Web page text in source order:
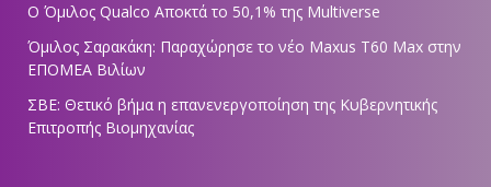
Ο Όμιλος Qualco Αποκτά το 50,1% της Multiverse
Όμιλος Σαρακάκη: Παραχώρησε το νέο Maxus T60 Max στην
ΕΠΟΜΕΑ Βιλίων
ΣΒΕ: Θετικό βήμα η επανενεργοποίηση της Κυβερνητικής
Επιτροπής Βιομηχανίας